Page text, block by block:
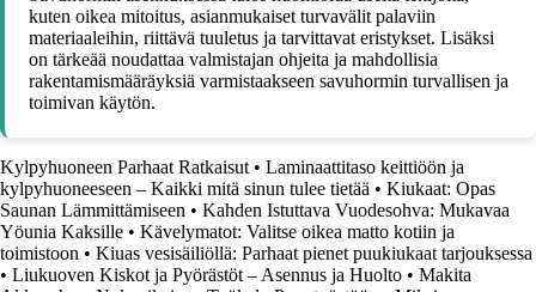
kuten oikea mitoitus, asianmukaiset turvavälit palaviin
materiaaleihin, riittävä tuuletus ja tarvittavat eristykset. Lisäksi
on tärkeää noudattaa valmistajan ohjeita ja mahdollisia
rakentamismääräyksiä varmistaakseen savuhormin turvallisen ja
toimivan käytön.
Kylpyhuoneen Parhaat Ratkaisut • Laminaattitaso keittiöön ja
kylpyhuoneeseen – Kaikki mitä sinun tulee tietää • Kiukaat: Opas
Saunan Lämmittämiseen • Kahden Istuttava Vuodesohva: Mukavaa
Yöunia Kaksille • Kävelymatot: Valitse oikea matto kotiin ja
toimistoon • Kiuas vesisäiliöllä: Parhaat pienet puukiukaat tarjouksessa
• Liukuoven Kiskot ja Pyörästöt – Asennus ja Huolto • Makita